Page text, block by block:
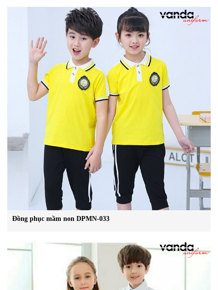
Đồng phục mầm non DPMN-033